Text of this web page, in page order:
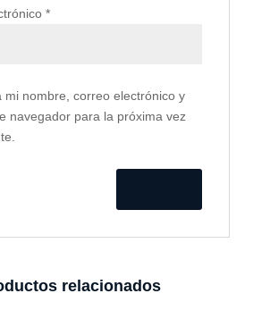
*
mi nombre, correo electrónico y
navegador para la próxima vez
relacionados